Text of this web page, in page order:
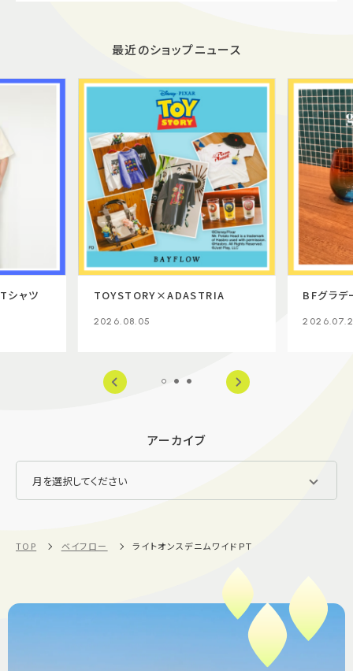
最近のショップニュース
シャツ TOYSTORY×ADASTRIA
2026.08.05
BFグラデ
アーカイブ
TOP ベイフロー ライトオンスデニムワイドＰＴ